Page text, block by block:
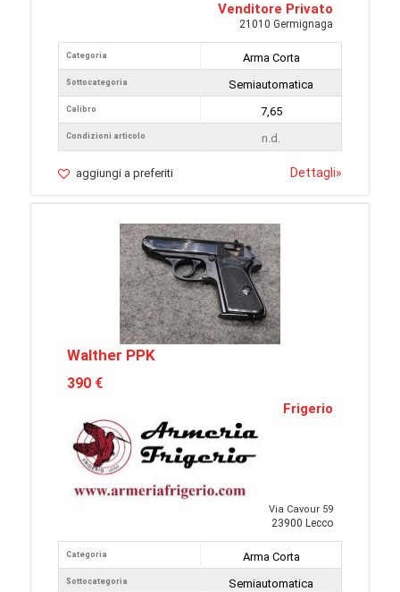
Venditore Privato
21010 Germignaga
Categoria
Sottocategoria
Calibro
Condizioni articolo
Arma Corta
Semiautomatica
7,65
n.d.
aggiungi a preferiti Dettagli»
Walther PPK
390 €
Frigerio
Via Cavour 59
23900 Lecco
Categoria
Sottocategoria
Arma Corta
Semiautomatica